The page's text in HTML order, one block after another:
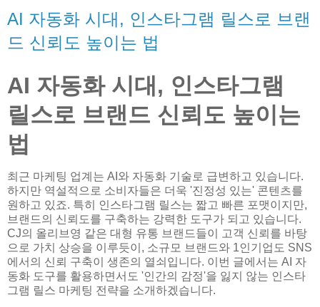
AI 자동화 시대, 인스타그램 릴스로 브랜
드 신뢰도 높이는 법
AI 자동화 시대, 인스타그램
릴스로 브랜드 신뢰도 높이는
법
최근 마케팅 업계는 AI와 자동화 기술로 급변하고 있습니다.
하지만 역설적으로 소비자들은 더욱 '진정성 있는' 콘텐츠를
원하고 있죠. 특히 인스타그램 릴스는 짧고 빠른 포맷이지만,
브랜드의 신뢰도를 구축하는 강력한 도구가 되고 있습니다.
CJ의 올리브영 같은 대형 유통 브랜드들이 고객 신뢰를 바탕
으로 가치 상승을 이루듯이, 소규모 브랜드와 1인기업도 SNS
에서의 신뢰 구축이 생존의 열쇠입니다. 이번 글에서는 AI 자
동화 도구를 활용하면서도 '인간의 감정'을 잃지 않는 인스타
그램 릴스 마케팅 전략을 소개하겠습니다.